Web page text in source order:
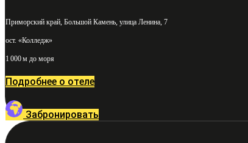
Приморский край, Большой Камень, улица Ленина, 7
ост. «Колледж»
1 000 м до моря
Подробнее о отеле
Забронировать